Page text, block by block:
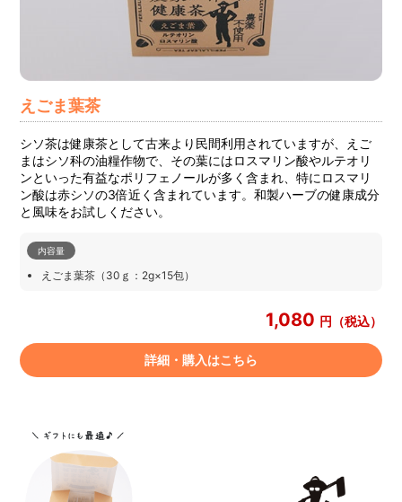
えごま葉茶
シソ茶は健康茶として古来より民間利用されていますが、えご
まはシソ科の油糧作物で、その葉にはロスマリン酸やルテオリ
ンといった有益なポリフェノールが多く含まれ、特にロスマリ
ン酸は赤シソの3倍近く含まれています。和製ハーブの健康成分
と風味をお試しください。
内容量
えごま葉茶（30ｇ：2g×15包）
1,080 円（税込）
詳細・購入はこちら